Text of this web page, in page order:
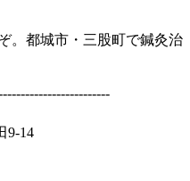
。都城市・三股町で鍼灸治
9-14